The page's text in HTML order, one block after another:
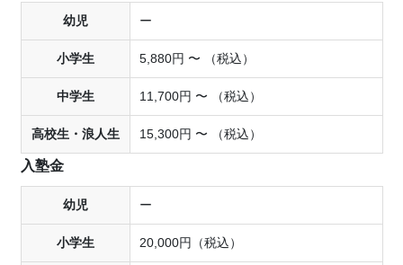
幼児 ー
小学生 5,880円 〜 （税込）
中学生 11,700円 〜 （税込）
高校生・浪人生 15,300円 〜 （税込）
入塾金
幼児 ー
小学生 20,000円（税込）